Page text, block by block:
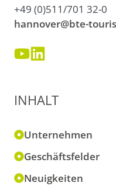
+49 (0)511/701 32-0
hannover@bte-
INHALT
Unternehmen
Geschäftsfelder
Neuigkeiten